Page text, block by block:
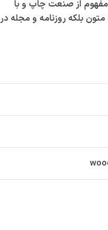
از صنعت چاپ و با
بلکه روزنامه و مجله در